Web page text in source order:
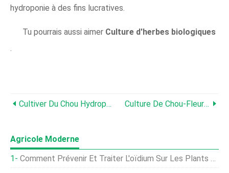
hydroponie à des fins lucratives.
Tu pourrais aussi aimer Culture d'herbes biologiques
.
Cultiver Du Chou Hydroponique, Plantation, Se Soucier, Récolte Culture De Chou-Fleur Hydroponique, Plantation, Et Soins
Agricole Moderne
Comment Prévenir Et Traiter L'oïdium Sur Les Plants De Citrouille